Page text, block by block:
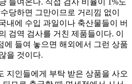
들여온다. 직접 검사 비율이 1%도
당하면 그만이므로 거리낌 없이
내에 수입 과일이나 축산물들이 버
검역 검사를 거친 제품들이다. 이
에 들여 놓으면 해외에서 그런 상품
을 것이다.
지인들에게 부탁 받은 상품을 사오